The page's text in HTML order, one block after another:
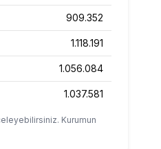
909.352
1.118.191
1.056.084
1.037.581
Kurumun